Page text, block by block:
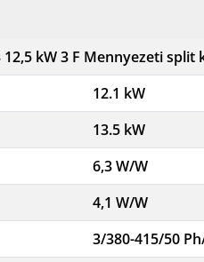
12,5 kW 3 F Mennyezeti split
12.1 kW
13.5 kW
6,3 W/W
4,1 W/W
3/380-415/50